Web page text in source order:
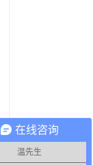
在线咨询
温先生